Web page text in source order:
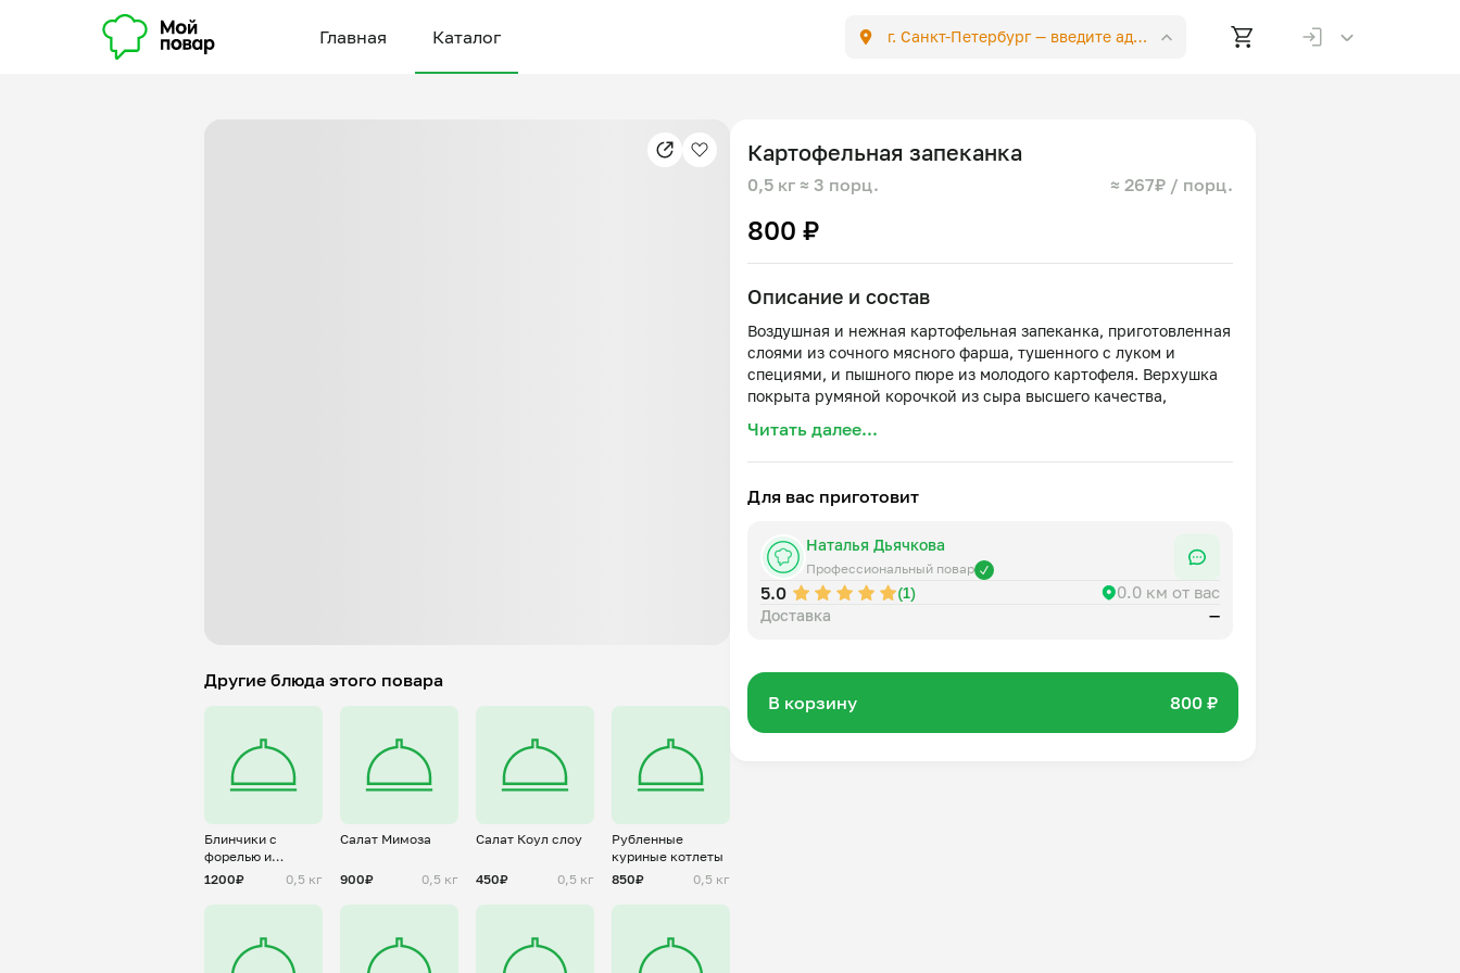
Главная Каталог г. Санкт-Петербург —введите адрес
Другие блюда этого повара
Блинчики с
форелью и
сливочным сыром
1200₽ 0,5 кг
Салат Мимоза
900₽ 0,5 кг
Салат Коул слоу
450₽ 0,5 кг
Рубленные
куриные котлеты
850₽
0,5 кг
Картофельная запеканка
0,5 кг ≈ 3 порц. ≈ 267₽ / порц.
800 ₽
Описание и состав
Воздушная и нежная картофельная запеканка, приготовленная
слоями из сочного мясного фарша, тушенного с луком и
специями, и пышного пюре из молодого картофеля. Верхушка
покрыта румяной корочкой из сыра высшего качества,
классическому рецепту русской кухни, сохраняя сочность
мяса и нежность картофеля. Прекрасно сочетается с салатом
Читать далее...
Для вас приготовит
Наталья Дьячкова
Профессиональный повар
5.0 (1) 0.0 км от вас
Доставка —
В корзину 800 ₽